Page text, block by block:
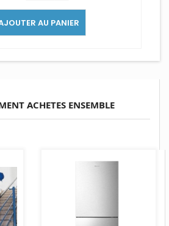
AU PANIER
ACHETES ENSEMBLE